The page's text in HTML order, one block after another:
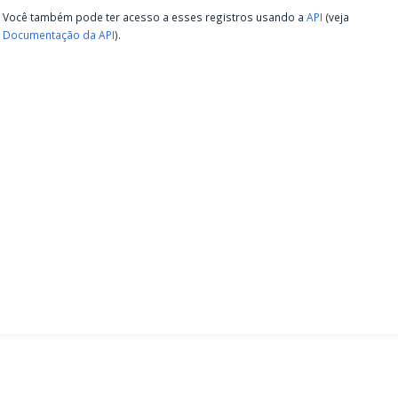
Você também pode ter acesso a esses registros usando a API (veja
Documentação da API).